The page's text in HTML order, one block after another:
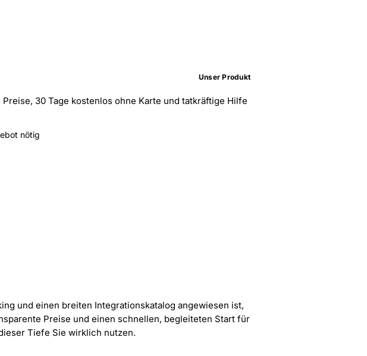
Unser Produkt
30 Tage kostenlos ohne Karte und tatkräftige Hilfe
nötig
und einen breiten Integrationskatalog angewiesen ist,
Preise und einen schnellen, begleiteten Start für
Tiefe Sie wirklich nutzen.